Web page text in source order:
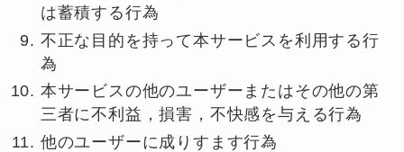
は蓄積する行為
不正な目的を持って本サービスを利用する行
為
本サービスの他のユーザーまたはその他の第
三者に不利益，損害，不快感を与える行為
他のユーザーに成りすます行為